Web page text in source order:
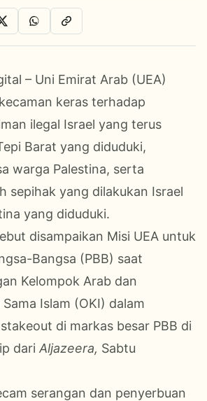
X WhatsAppSalin Link
– Uni Emirat Arab (UEA)
keras terhadap
ilegal Israel yang terus
Barat yang diduduki,
warga Palestina, serta
sepihak yang dilakukan Israel
yang diduduki.
disampaikan Misi UEA untuk
Bangsa (PBB) saat
Kelompok Arab dan
Islam (OKI) dalam
di markas besar PBB di
dari Aljazeera, Sabtu
serangan dan penyerbuan